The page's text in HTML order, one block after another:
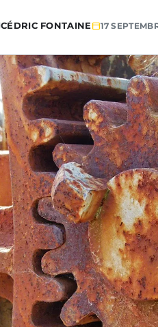
CÉDRIC FONTAINE 17